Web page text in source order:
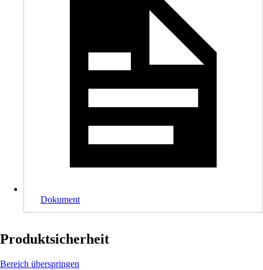
Dokument
Produktsicherheit
Bereich überspringen